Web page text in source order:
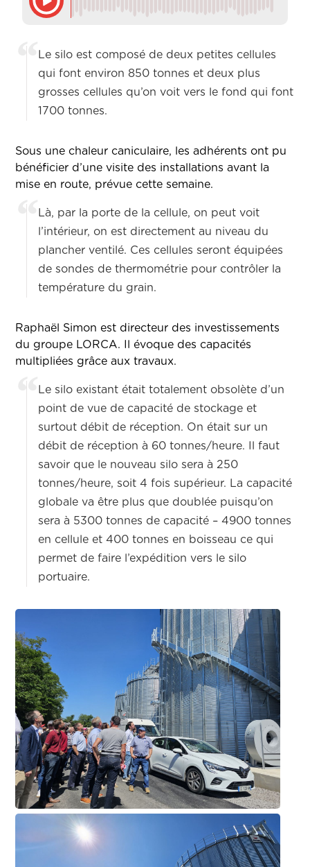
Le silo est composé de deux petites cellules
qui font environ 850 tonnes et deux plus
grosses cellules qu’on voit vers le fond qui font
1700 tonnes.
Sous une chaleur caniculaire, les adhérents ont pu
bénéficier d’une visite des installations avant la
mise en route, prévue cette semaine.
Là, par la porte de la cellule, on peut voit
l’intérieur, on est directement au niveau du
plancher ventilé. Ces cellules seront équipées
de sondes de thermométrie pour contrôler la
température du grain.
Raphaël Simon est directeur des investissements
du groupe LORCA. Il évoque des capacités
multipliées grâce aux travaux.
Le silo existant était totalement obsolète d’un
point de vue de capacité de stockage et
surtout débit de réception. On était sur un
débit de réception à 60 tonnes/heure. Il faut
savoir que le nouveau silo sera à 250
tonnes/heure, soit 4 fois supérieur. La capacité
globale va être plus que doublée puisqu’on
sera à 5300 tonnes de capacité – 4900 tonnes
en cellule et 400 tonnes en boisseau ce qui
permet de faire l’expédition vers le silo
portuaire.